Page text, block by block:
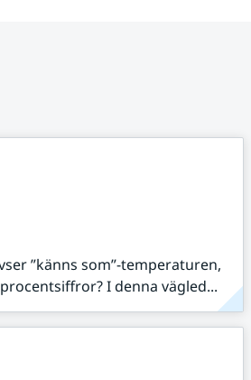
”känns som”-temperaturen,
I denna vägled...